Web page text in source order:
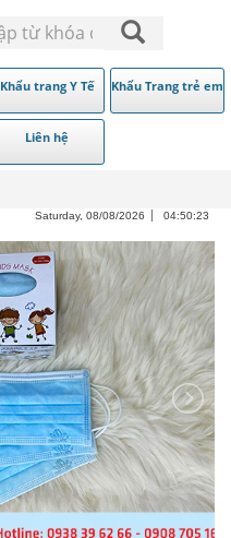
Khẩu trang Y Tế Khẩu Trang trẻ em
Liên hệ
Saturday, 08/08/2026 04:50:24